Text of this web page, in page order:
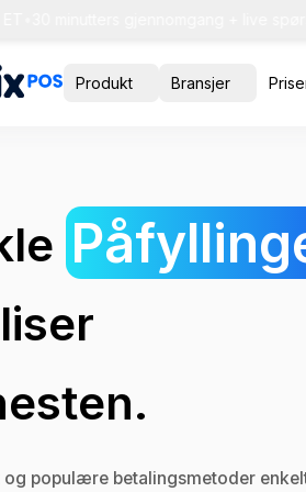
Produkt Bransjer
populære betalingsmetoder